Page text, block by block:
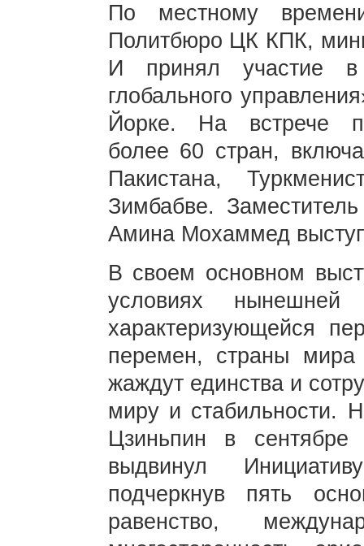
По местному
Политбюро ЦК КПК,
И принял участие в
глобального
Йорке. На встрече
более 60 стран,
Пакистана,
Зимбабве.
Амина Мохаммед
В своем основном
условиях нынешней
характеризующейся
перемен, страны мира
жаждут единства и
миру и стабильности.
Цзиньпин в сентябре
выдвинул
подчеркнув пять
равенство,